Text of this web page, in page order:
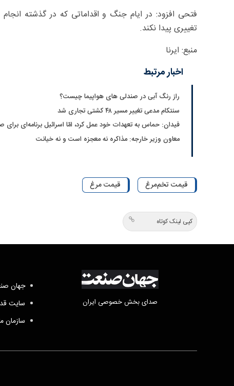
فتحی افزود: در ایام جنگ و اقداماتی که در گذشته
تغییری پیدا نکند.
منبع: ایرنا
اخبار مرتبط
راز رنگ آبی در صندلی های هواپیما چیست؟
سنتکام مدعی تغییر مسیر ۴۸ کشتی تجاری شد
فیدان: حماس به تعهدات خود عمل کرد، امّا اسرائیل برنامه‌ای برای
معاون وزیر خارجه: مذاکره نه معجزه است و نه خیانت
قیمت تخم‌مرغ قیمت مرغ
کپی لینک کوتاه
صدای بخش خصوصی ایران
جهان
سایت
سازمان